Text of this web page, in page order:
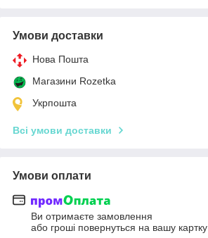
Умови доставки
Нова Пошта
Магазини Rozetka
Укрпошта
Всі умови доставки
Умови оплати
Ви отримаєте замовлення
або гроші повернуться на вашу картку